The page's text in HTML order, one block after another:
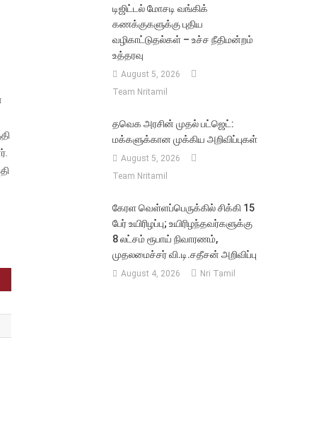
டிஜிட்டல் மோசடி வங்கிக்
கணக்குகளுக்கு புதிய
வழிகாட்டுதல்கள் – உச்ச நீதிமன்றம்
உத்தரவு
August 5, 2026
Team Nritamil
தவெக அரசின் முதல் பட்ஜெட்:
மக்களுக்கான முக்கிய அறிவிப்புகள்
August 5, 2026
Team Nritamil
கேரள வெள்ளப்பெருக்கில் சிக்கி 15
பேர் உயிரிழப்பு; உயிரிழந்தவர்களுக்கு
8 லட்சம் ரூபாய் நிவாரணம்,
முதலமைச்சர் வி.டி.சதீசன் அறிவிப்பு
August 4, 2026 Nri Tamil